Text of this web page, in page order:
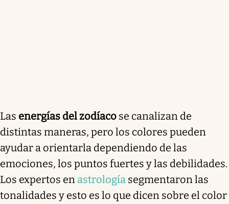
Las energías del zodíaco se canalizan de
distintas maneras, pero los colores pueden
ayudar a orientarla dependiendo de las
emociones, los puntos fuertes y las debilidades.
Los expertos en astrología segmentaron las
tonalidades y esto es lo que dicen sobre el color